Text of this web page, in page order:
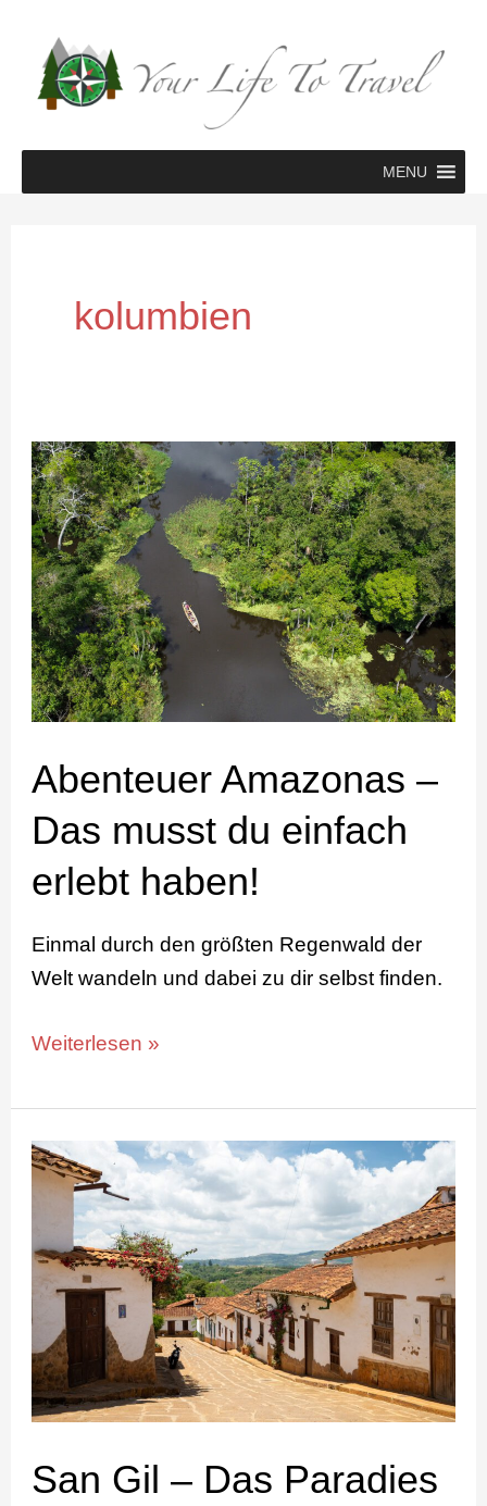
Inhalt
springen
MENU
kolumbien
Abenteuer Amazonas –
Das musst du einfach
erlebt haben!
Einmal durch den größten Regenwald der
Welt wandeln und dabei zu dir selbst finden.
Abenteuer
Amazonas
–
Das
musst
du
einfach
erlebt
haben!
Weiterlesen »
San Gil – Das Paradies
San
Gil
Das
Paradies
für
Abenteurer
in
Kolumbien